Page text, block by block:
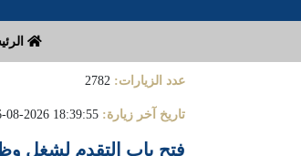
عدد الزيارات: 2782
تاريخ آخر زيارة: 18:39:55 2026-08-06
فتح باب التقدم لشغل